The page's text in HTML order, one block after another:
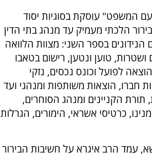
המשפט" עוסקת בסוגיות יסוד
הלכתי מעמיק עד מנהג בתי הדין
הנידונים בספר השני: מצוות הלוואה
ושטרות, טוען ונטען, רישום בטאבו
לפועל וכונס נכסים, נזקי
חברו, הוצאות משותפות ומנהגי ועד
תורת הקניינים ומנהג הסוחרים,
כרטיסי אשראי, הימורים, הגרלות
עמד הרב איגרא על חשיבות הבירור